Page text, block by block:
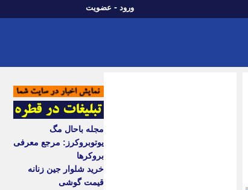
ورود - عضویت
مجله باحال مگ
یوتوبروکرز: مرجع معرفی
بروکرها
خرید شلوار جین زنانه
قیمت گوشی